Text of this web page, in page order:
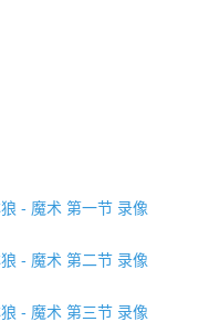
- 魔术 第一节 录像
- 魔术 第二节 录像
- 魔术 第三节 录像